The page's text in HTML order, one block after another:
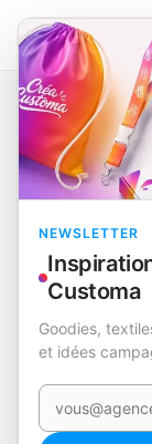
NEWSLETTER
Customa
Goodies,
et idées
Votre e-mail
Catalogue Outils
EN STOCK